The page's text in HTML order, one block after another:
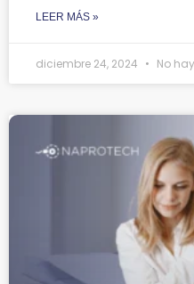
LEER MÁS »
diciembre 24, 2024 No